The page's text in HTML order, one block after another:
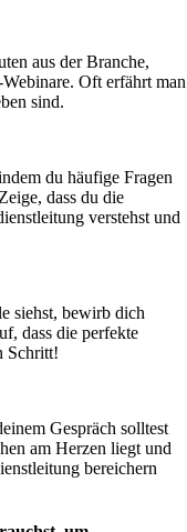
aus der Branche,
Oft erfährt man
sind.
du häufige Fragen
dass du die
verstehst und
siehst, bewirb dich
dass die perfekte
Schritt!
Gespräch solltest
am Herzen liegt und
bereichern